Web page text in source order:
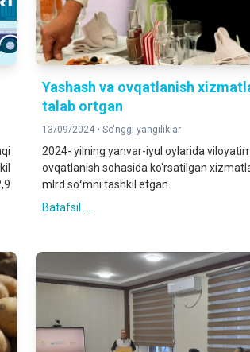
Yashash va ovqatlanish
talab ortgan
13/09/2024 •So'nggi yangiliklar
2024- yilning yanvar-iyul oylarida
ovqatlanish sohasida ko'rsatilgan
mlrd soʻmni tashkil etgan.
Batafsil ...